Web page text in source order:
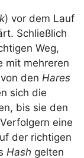
) vor dem Lauf
Schließlich
Weg,
mit mehreren
den Hares
sich die
bis sie den
eine
der richtigen
Hash gelten